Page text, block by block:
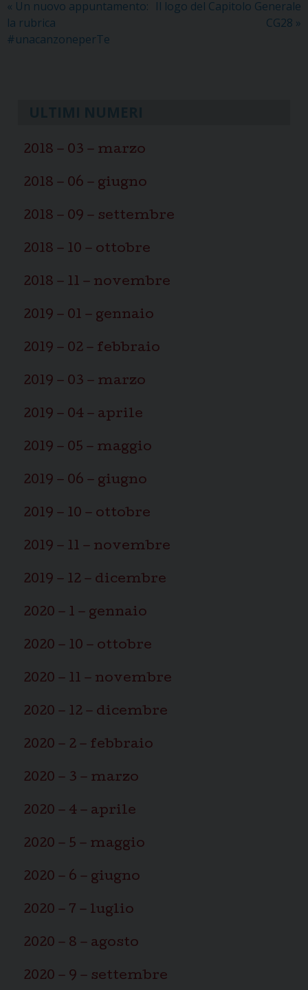
« Un nuovo appuntamento:
la rubrica
#unacanzoneperTe
Il logo del Capitolo Generale
CG28 »
2018 – 03 – marzo
2018 – 06 – giugno
2018 – 09 – settembre
2018 – 10 – ottobre
2018 – 11 – novembre
2019 – 01 – gennaio
2019 – 02 – febbraio
2019 – 03 – marzo
2019 – 04 – aprile
2019 – 05 – maggio
2019 – 06 – giugno
2019 – 10 – ottobre
2019 – 11 – novembre
2019 – 12 – dicembre
2020 – 1 – gennaio
2020 – 10 – ottobre
2020 – 11 – novembre
2020 – 12 – dicembre
2020 – 2 – febbraio
2020 – 3 – marzo
2020 – 4 – aprile
2020 – 5 – maggio
2020 – 6 – giugno
2020 – 7 – luglio
2020 – 8 – agosto
2020 – 9 – settembre